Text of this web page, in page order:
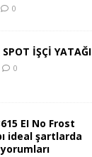
0
İŞÇİ YATAĞI
0
EI No Frost
ideal şartlarda